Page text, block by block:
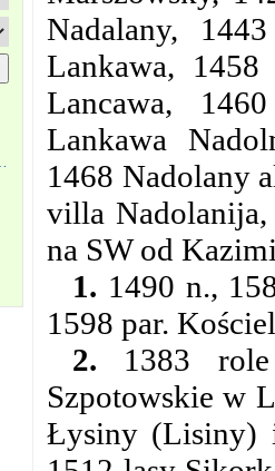
Nadalany,
Lankawa,
Lancawa,
Lankawa
1468 Nadolany
villa
na SW od
1. 1490 n.,
1598 par.
2. 1383
Szpotowskie w
Łysiny